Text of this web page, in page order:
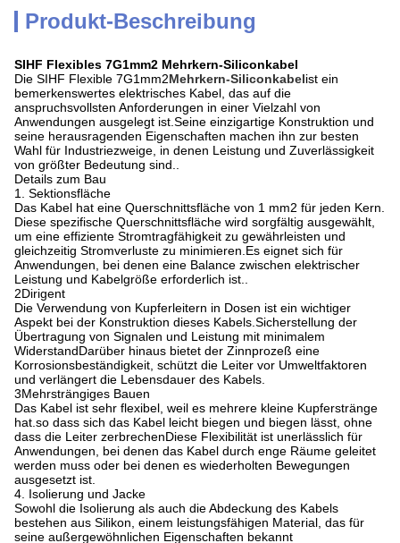
Produkt-Beschreibung
SIHF Flexibles 7G1mm2 Mehrkern-Siliconkabel
Die SIHF Flexible 7G1mm2Mehrkern-Siliconkabelist ein
bemerkenswertes elektrisches Kabel, das auf die
anspruchsvollsten Anforderungen in einer Vielzahl von
Anwendungen ausgelegt ist.Seine einzigartige Konstruktion und
seine herausragenden Eigenschaften machen ihn zur besten
Wahl für Industriezweige, in denen Leistung und Zuverlässigkeit
von größter Bedeutung sind..
Details zum Bau
1. Sektionsfläche
Das Kabel hat eine Querschnittsfläche von 1 mm2 für jeden Kern.
Diese spezifische Querschnittsfläche wird sorgfältig ausgewählt,
um eine effiziente Stromtragfähigkeit zu gewährleisten und
gleichzeitig Stromverluste zu minimieren.Es eignet sich für
Anwendungen, bei denen eine Balance zwischen elektrischer
Leistung und Kabelgröße erforderlich ist..
2Dirigent
Die Verwendung von Kupferleitern in Dosen ist ein wichtiger
Aspekt bei der Konstruktion dieses Kabels.Sicherstellung der
Übertragung von Signalen und Leistung mit minimalem
WiderstandDarüber hinaus bietet der Zinnprozeß eine
Korrosionsbeständigkeit, schützt die Leiter vor Umweltfaktoren
und verlängert die Lebensdauer des Kabels.
3Mehrsträngiges Bauen
Das Kabel ist sehr flexibel, weil es mehrere kleine Kupferstränge
hat.so dass sich das Kabel leicht biegen und biegen lässt, ohne
dass die Leiter zerbrechenDiese Flexibilität ist unerlässlich für
Anwendungen, bei denen das Kabel durch enge Räume geleitet
werden muss oder bei denen es wiederholten Bewegungen
ausgesetzt ist.
4. Isolierung und Jacke
Sowohl die Isolierung als auch die Abdeckung des Kabels
bestehen aus Silikon, einem leistungsfähigen Material, das für
seine außergewöhnlichen Eigenschaften bekannt